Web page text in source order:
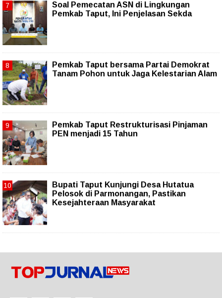
Soal Pemecatan ASN di Lingkungan
Pemkab Taput, Ini Penjelasan Sekda
Pemkab Taput bersama Partai Demokrat
Tanam Pohon untuk Jaga Kelestarian Alam
Pemkab Taput Restrukturisasi Pinjaman
PEN menjadi 15 Tahun‎
Bupati Taput Kunjungi Desa Hutatua
Pelosok di Parmonangan, Pastikan
Kesejahteraan Masyarakat